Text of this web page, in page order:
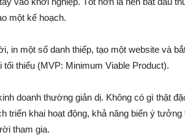
Kỹ
một kế hoạch.
in một số danh thiếp, tạo một website và
tối thiểu (MVP: Minimum Viable Product).
doanh thường giản dị. Không có gì thật
triển khai hoạt động, khả năng biến ý
tham gia.